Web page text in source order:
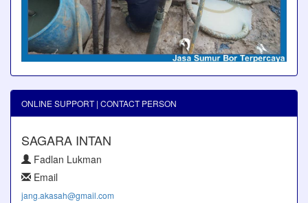
ONLINE SUPPORT | CONTACT PERSON
SAGARA INTAN
Fadlan Lukman
Email
jang.akasah@gmail.com